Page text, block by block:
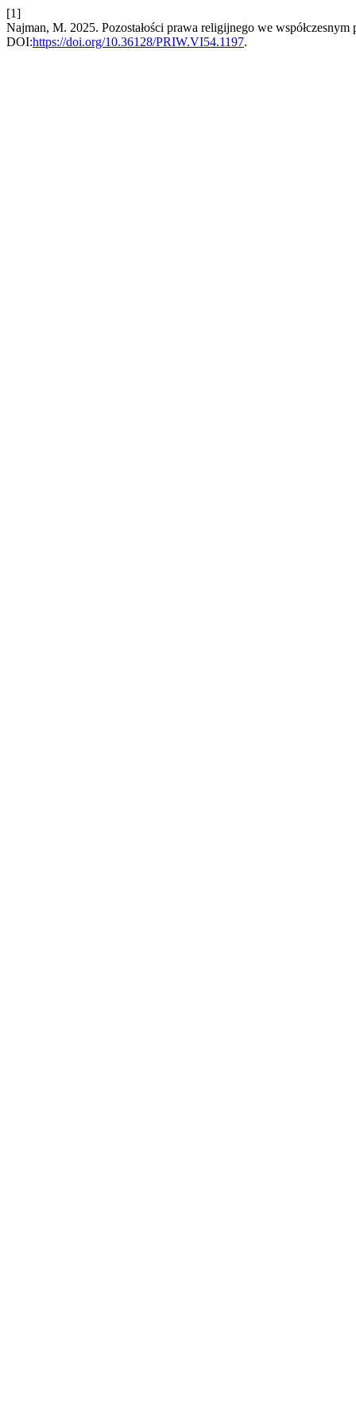
[1]
Najman, M. 2025. Pozostałości prawa religijnego we
DOI:https://doi.org/10.36128/PRIW.VI54.1197.